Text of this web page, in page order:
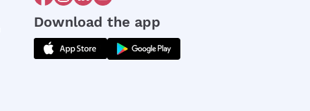
Download the app